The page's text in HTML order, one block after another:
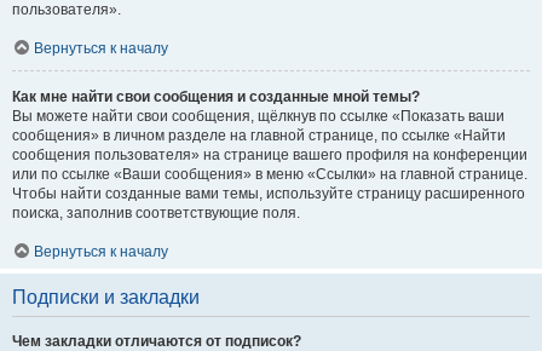
пользователя».
Вернуться к началу
Как мне найти свои сообщения и созданные мной темы?
Вы можете найти свои сообщения, щёлкнув по ссылке «Показать ваши
сообщения» в личном разделе на главной странице, по ссылке «Найти
сообщения пользователя» на странице вашего профиля на конференции
или по ссылке «Ваши сообщения» в меню «Ссылки» на главной странице.
Чтобы найти созданные вами темы, используйте страницу расширенного
поиска, заполнив соответствующие поля.
Вернуться к началу
Подписки и закладки
Чем закладки отличаются от подписок?